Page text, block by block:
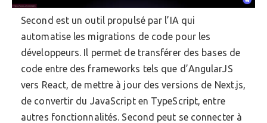
Second est un outil propulsé par l’IA qui
automatise les migrations de code pour les
développeurs. Il permet de transférer des bases de
code entre des frameworks tels que d’AngularJS
vers React, de mettre à jour des versions de Next.js,
de convertir du JavaScript en TypeScript, entre
autres fonctionnalités. Second peut se connecter à